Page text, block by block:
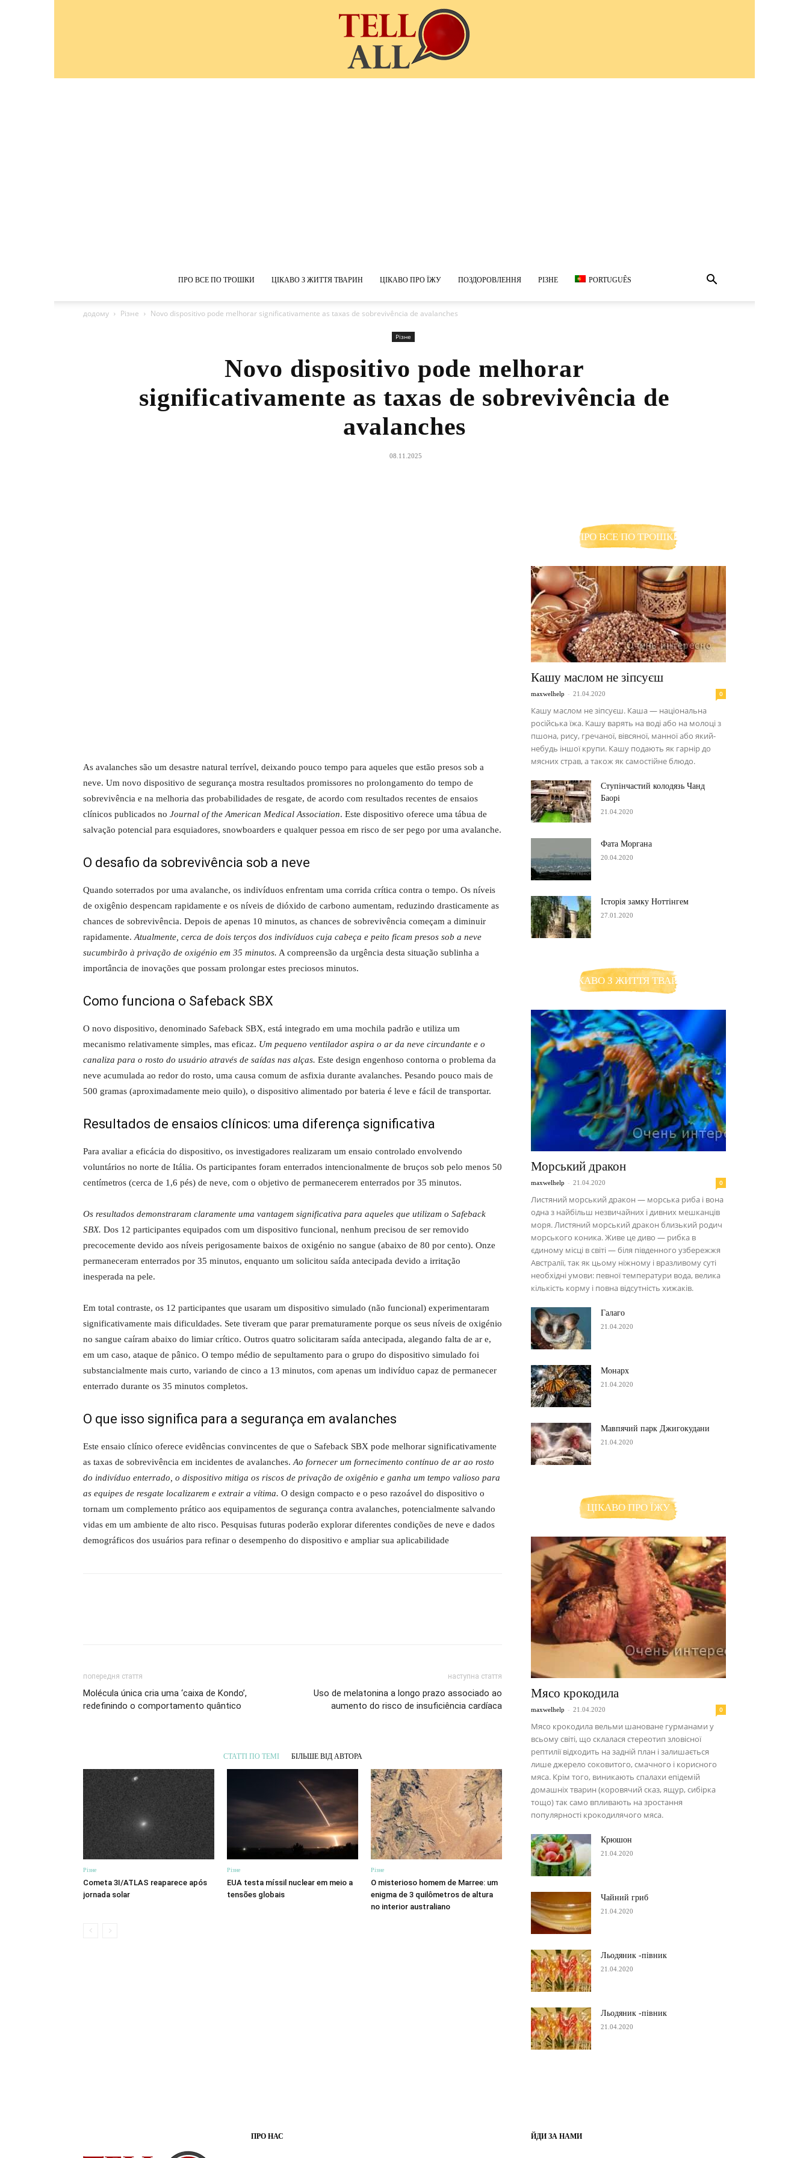
ПРО ВСЕ ПО ТРОШКИ ЦІКАВО З ЖИТТЯ ТВАРИН ЦІКАВО ПРО ЇЖУ ПОЗДОРОВЛЕННЯ РІЗНЕ PORTUGUÊS
додому Різне Novo dispositivo pode melhorar significativamente as taxas de sobrevivência de avalanches
Різне
Novo dispositivo pode melhorar
significativamente as taxas de sobrevivência de
avalanches
08.11.2025
As avalanches são um desastre natural terrível, deixando pouco tempo para aqueles que estão presos sob a
neve. Um novo dispositivo de segurança mostra resultados promissores no prolongamento do tempo de
sobrevivência e na melhoria das probabilidades de resgate, de acordo com resultados recentes de ensaios
clínicos publicados no Journal of the American Medical Association. Este dispositivo oferece uma tábua de
salvação potencial para esquiadores, snowboarders e qualquer pessoa em risco de ser pego por uma avalanche.
O desafio da sobrevivência sob a neve
Quando soterrados por uma avalanche, os indivíduos enfrentam uma corrida crítica contra o tempo. Os níveis
de oxigênio despencam rapidamente e os níveis de dióxido de carbono aumentam, reduzindo drasticamente as
chances de sobrevivência. Depois de apenas 10 minutos, as chances de sobrevivência começam a diminuir
rapidamente. Atualmente, cerca de dois terços dos indivíduos cuja cabeça e peito ficam presos sob a neve
sucumbirão à privação de oxigénio em 35 minutos. A compreensão da urgência desta situação sublinha a
importância de inovações que possam prolongar estes preciosos minutos.
Como funciona o Safeback SBX
O novo dispositivo, denominado Safeback SBX, está integrado em uma mochila padrão e utiliza um
mecanismo relativamente simples, mas eficaz. Um pequeno ventilador aspira o ar da neve circundante e o
canaliza para o rosto do usuário através de saídas nas alças. Este design engenhoso contorna o problema da
neve acumulada ao redor do rosto, uma causa comum de asfixia durante avalanches. Pesando pouco mais de
500 gramas (aproximadamente meio quilo), o dispositivo alimentado por bateria é leve e fácil de transportar.
Resultados de ensaios clínicos: uma diferença significativa
Para avaliar a eficácia do dispositivo, os investigadores realizaram um ensaio controlado envolvendo
voluntários no norte de Itália. Os participantes foram enterrados intencionalmente de bruços sob pelo menos 50
centímetros (cerca de 1,6 pés) de neve, com o objetivo de permanecerem enterrados por 35 minutos.
Os resultados demonstraram claramente uma vantagem significativa para aqueles que utilizam o Safeback
SBX. Dos 12 participantes equipados com um dispositivo funcional, nenhum precisou de ser removido
precocemente devido aos níveis perigosamente baixos de oxigénio no sangue (abaixo de 80 por cento). Onze
permaneceram enterrados por 35 minutos, enquanto um solicitou saída antecipada devido a irritação
inesperada na pele.
Em total contraste, os 12 participantes que usaram um dispositivo simulado (não funcional) experimentaram
significativamente mais dificuldades. Sete tiveram que parar prematuramente porque os seus níveis de oxigénio
no sangue caíram abaixo do limiar crítico. Outros quatro solicitaram saída antecipada, alegando falta de ar e,
em um caso, ataque de pânico. O tempo médio de sepultamento para o grupo do dispositivo simulado foi
substancialmente mais curto, variando de cinco a 13 minutos, com apenas um indivíduo capaz de permanecer
enterrado durante os 35 minutos completos.
O que isso significa para a segurança em avalanches
Este ensaio clínico oferece evidências convincentes de que o Safeback SBX pode melhorar significativamente
as taxas de sobrevivência em incidentes de avalanches. Ao fornecer um fornecimento contínuo de ar ao rosto
do indivíduo enterrado, o dispositivo mitiga os riscos de privação de oxigênio e ganha um tempo valioso para
as equipes de resgate localizarem e extrair a vítima. O design compacto e o peso razoável do dispositivo o
tornam um complemento prático aos equipamentos de segurança contra avalanches, potencialmente salvando
vidas em um ambiente de alto risco. Pesquisas futuras poderão explorar diferentes condições de neve e dados
demográficos dos usuários para refinar o desempenho do dispositivo e ampliar sua aplicabilidade
попередня стаття
Molécula única cria uma ‘caixa de Kondo’,
redefinindo o comportamento quântico
наступна стаття
Uso de melatonina a longo prazo associado ao
aumento do risco de insuficiência cardíaca
СТАТТІ ПО ТЕМІ БІЛЬШЕ ВІД АВТОРА
Різне
Cometa 3I/ATLAS reaparece após
jornada solar
Різне
EUA testa míssil nuclear em meio a
tensões globais
Різне
O misterioso homem de Marree: um
enigma de 3 quilômetros de altura
no interior australiano
ПРО ВСЕ ПО ТРОШКИ
Кашу маслом не зіпсуєш
maxwelhelp - 21.04.2020 0
Кашу маслом не зіпсуєш. Каша — національна
російська їжа. Кашу варять на воді або на молоці з
пшона, рису, гречаної, вівсяної, манної або який-
небудь іншої крупи. Кашу подають як гарнір до
мясних страв, а також як самостійне блюдо.
Ступінчастий колодязь Чанд
Баорі
21.04.2020
Фата Моргана
20.04.2020
Історія замку Ноттінгем
27.01.2020
ЦІКАВО З ЖИТТЯ ТВАРИН
Морський дракон
maxwelhelp - 21.04.2020 0
Листяний морський дракон — морська риба і вона
одна з найбільш незвичайних і дивних мешканців
моря. Листяний морський дракон близький родич
морського коника. Живе це диво — рибка в
єдиному місці в світі — біля південного узбережжя
Австралії, так як цьому ніжному і вразливому суті
необхідні умови: певної температури вода, велика
кількість корму і повна відсутність хижаків.
Галаго
21.04.2020
Монарх
21.04.2020
Мавпячий парк Джигокудани
21.04.2020
ЦІКАВО ПРО ЇЖУ
Мясо крокодила
maxwelhelp - 21.04.2020 0
Мясо крокодила вельми шановане гурманами у
всьому світі, що склалася стереотип зловісної
рептилії відходить на задній план і залишається
лише джерело соковитого, смачного і корисного
мяса. Крім того, виникають спалахи епідемій
домашніх тварин (коровячий сказ, ящур, сибірка
тощо) так само впливають на зростання
популярності крокодилячого мяса.
Крюшон
21.04.2020
Чайний гриб
21.04.2020
Льодяник -півник
21.04.2020
Льодяник -півник
21.04.2020
ПРО НАС ЙДИ ЗА НАМИ